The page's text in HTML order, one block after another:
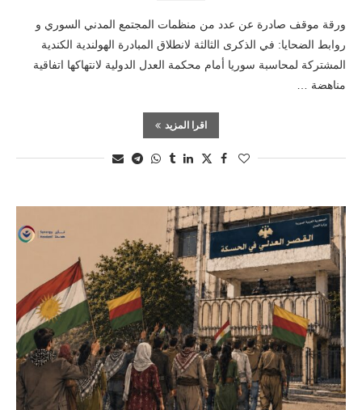
ورقة موقف صادرة عن عدد من منظمات المجتمع المدني السوري و
روابط الضحايا: في الذكرى الثالثة لانطلاق المبادرة الهولندية الكندية
المشتركة لمحاسبة سوريا أمام محكمة العدل الدولية لانتهاكها اتفاقية
مناهضة …
اقرا المزيد